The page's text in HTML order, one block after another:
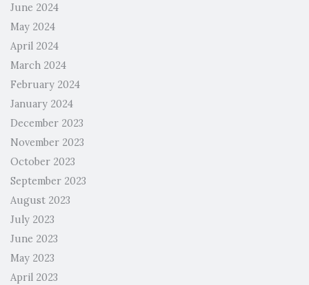
June 2024
May 2024
April 2024
March 2024
February 2024
January 2024
December 2023
November 2023
October 2023
September 2023
August 2023
July 2023
June 2023
May 2023
April 2023